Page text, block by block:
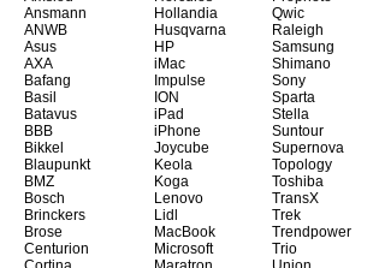
Ansmann
ANWB
Asus
AXA
Bafang
Basil
Batavus
BBB
Bikkel
Blaupunkt
BMZ
Bosch
Brinckers
Brose
Centurion
Hollandia
Husqvarna
HP
iMac
Impulse
ION
iPad
iPhone
Joycube
Keola
Koga
Lenovo
Lidl
MacBook
Microsoft
Qwic
Raleigh
Samsung
Shimano
Sony
Sparta
Stella
Suntour
Supernova
Topology
Toshiba
TransX
Trek
Trendpower
Trio